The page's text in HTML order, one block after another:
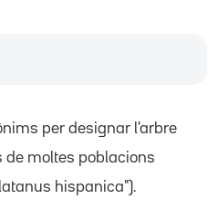
per designar l'arbre
de moltes poblacions
hispanica").